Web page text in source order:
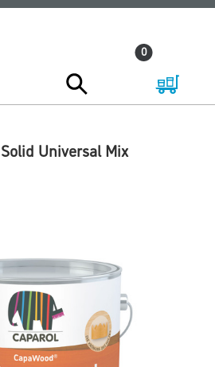
0
Universal Mix